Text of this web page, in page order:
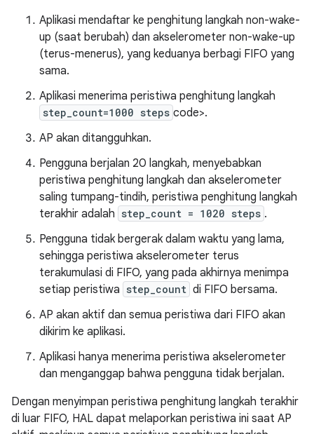
Aplikasi mendaftar ke penghitung langkah non-wake-
up (saat berubah) dan akselerometer non-wake-up
(terus-menerus), yang keduanya berbagi FIFO yang
sama.
Aplikasi menerima peristiwa penghitung langkah
step_count=1000 steps code>.
AP akan ditangguhkan.
Pengguna berjalan 20 langkah, menyebabkan
peristiwa penghitung langkah dan akselerometer
saling tumpang-tindih, peristiwa penghitung langkah
terakhir adalah step_count = 1020 steps .
Pengguna tidak bergerak dalam waktu yang lama,
sehingga peristiwa akselerometer terus
terakumulasi di FIFO, yang pada akhirnya menimpa
setiap peristiwa step_count di FIFO bersama.
AP akan aktif dan semua peristiwa dari FIFO akan
dikirim ke aplikasi.
Aplikasi hanya menerima peristiwa akselerometer
dan menganggap bahwa pengguna tidak berjalan.
Dengan menyimpan peristiwa penghitung langkah terakhir
di luar FIFO, HAL dapat melaporkan peristiwa ini saat AP